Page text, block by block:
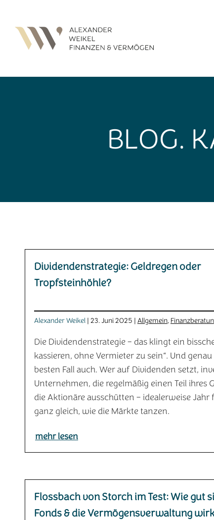
BLOG.
Dividendenstrategie: Geldregen oder
Tropfsteinhöhle?
Alexander Weikel | 23. Juni 2025 | Allgemein,
Die Dividendenstrategie – das klingt ein
kassieren, ohne Vermieter zu sein“. Und
besten Fall auch. Wer auf Dividenden setzt,
Unternehmen, die regelmäßig einen Teil ihres
die Aktionäre ausschütten – idealerweise Jahr
ganz gleich, wie die Märkte tanzen.
mehr lesen
Flossbach von Storch im Test: Wie gut
Fonds & die Vermögensverwaltung